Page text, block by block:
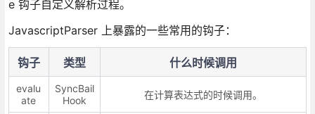
e 钩子自定义解析过程。
JavascriptParser 上暴露的一些常用的钩子：
钩子 类型 什么时候调用
evalu
ate
SyncBail
Hook
在计算表达式的时候调用。